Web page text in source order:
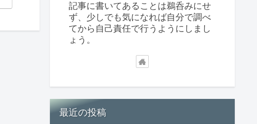
記事に書いてあることは鵜呑みにせ
ず、少しでも気になれば自分で調べ
てから自己責任で行うようにしまし
ょう。
最近の投稿